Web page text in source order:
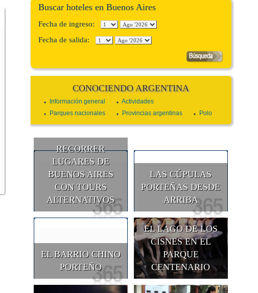
Buscar hoteles en Buenos Aires
Fecha de ingreso:
Fecha de salida:
CONOCIENDO ARGENTINA
Información general
Actividades
Parques nacionales
Provincias argentinas Polo
RECORRER
LUGARES DE
BUENOS AIRES
CON TOURS
ALTERNATIVOS
LAS CÚPULAS
PORTEÑAS DESDE
ARRIBA
EL BARRIO CHINO
PORTEÑO
EL LAGO DE LOS
CISNES EN EL
PARQUE
CENTENARIO